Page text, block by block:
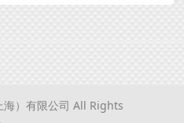
）有限公司 All Rights